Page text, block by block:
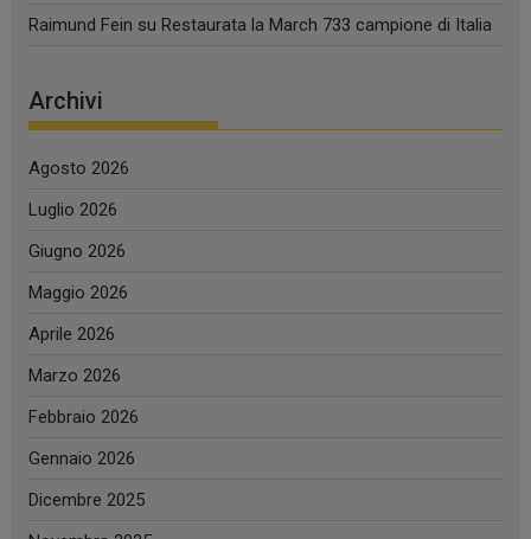
Raimund Fein suRestaurata la March 733 campione di Italia
Archivi
Agosto 2026
Luglio 2026
Giugno 2026
Maggio 2026
Aprile 2026
Marzo 2026
Febbraio 2026
Gennaio 2026
Dicembre 2025